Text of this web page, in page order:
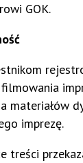
GOK.
materiałów
imprezę.
treści